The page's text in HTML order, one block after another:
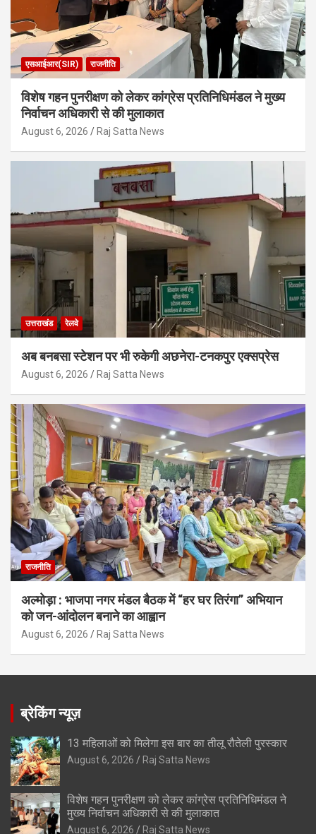
एसआईआर(SIR) राजनीति
विशेष गहन पुनरीक्षण को लेकर कांग्रेस प्रतिनिधिमंडल ने मुख्य
निर्वाचन अधिकारी से की मुलाकात
August 6, 2026 Raj Satta News
उत्तराखंड रेलवे
अब बनबसा स्टेशन पर भी रुकेगी अछनेरा-टनकपुर एक्सप्रेस
August 6, 2026 Raj Satta News
राजनीति
अल्मोड़ा : भाजपा नगर मंडल बैठक में “हर घर तिरंगा” अभियान
को जन-आंदोलन बनाने का आह्वान
August 6, 2026 Raj Satta News
ब्रेकिंग न्यूज़
13 महिलाओं को मिलेगा इस बार का तीलू रौतेली पुरस्कार
August 6, 2026 Raj Satta News
विशेष गहन पुनरीक्षण को लेकर कांग्रेस प्रतिनिधिमंडल ने
मुख्य निर्वाचन अधिकारी से की मुलाकात
August 6, 2026 Raj Satta News